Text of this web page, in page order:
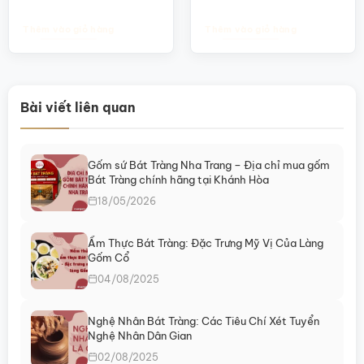
Bài viết liên quan
Gốm sứ Bát Tràng Nha Trang – Địa chỉ mua gốm
Bát Tràng chính hãng tại Khánh Hòa
18/05/2026
Ẩm Thực Bát Tràng: Đặc Trưng Mỹ Vị Của Làng
Gốm Cổ
04/08/2025
Nghệ Nhân Bát Tràng: Các Tiêu Chí Xét Tuyển
Nghệ Nhân Dân Gian
02/08/2025